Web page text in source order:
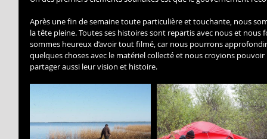
Après une fin de semaine toute particulière et touchante, nous
la tête pleine. Toutes ses histoires sont repartis avec nous et
sommes heureux d’avoir tout filmé, car nous pourrons
quelques choses avec le matériel collecté et nous croyions
partager aussi leur vision et histoire.